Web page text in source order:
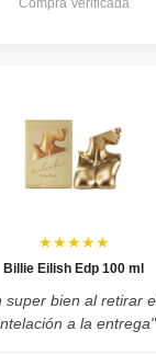
★★★★★
Billie Eilish Edp 100 ml
super bien al retirar
a la entrega"